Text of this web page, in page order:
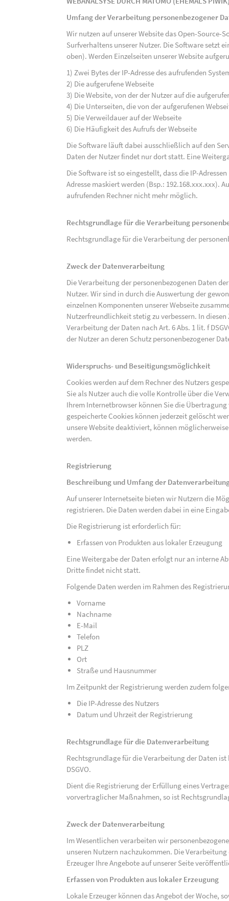
Umfang der Verarbeitung personenbezogener
Wir nutzen auf unserer Website das Open-Source-
Surfverhaltens unserer Nutzer. Die Software setzt
oben). Werden Einzelseiten unserer Website
1) Zwei Bytes der IP-Adresse des aufrufenden
2) Die aufgerufene Webseite
3) Die Website, von der der Nutzer auf die
4) Die Unterseiten, die von der aufgerufenen
5) Die Verweildauer auf der Webseite
6) Die Häufigkeit des Aufrufs der Webseite
Die Software läuft dabei ausschließlich auf den
Daten der Nutzer findet nur dort statt. Eine
Die Software ist so eingestellt, dass die IP-
Adresse maskiert werden (Bsp.: 192.168.xxx.xxx).
aufrufenden Rechner nicht mehr möglich.
Rechtsgrundlage für die Verarbeitung
Rechtsgrundlage für die Verarbeitung der
Zweck der Datenverarbeitung
Die Verarbeitung der personenbezogenen Daten
Nutzer. Wir sind in durch die Auswertung der
einzelnen Komponenten unserer Webseite
Nutzerfreundlichkeit stetig zu verbessern. In
Verarbeitung der Daten nach Art. 6 Abs. 1 lit. f
der Nutzer an deren Schutz personenbezogener
Widerspruchs- und Beseitigungsmöglichkeit
Cookies werden auf dem Rechner des Nutzers
Sie als Nutzer auch die volle Kontrolle über die
Ihrem Internetbrowser können Sie die
gespeicherte Cookies können jederzeit gelöscht
unsere Website deaktiviert, können
werden.
Registrierung
Beschreibung und Umfang der
Auf unserer Internetseite bieten wir Nutzern die
registrieren. Die Daten werden dabei in eine
Die Registrierung ist erforderlich für:
Erfassen von Produkten aus lokaler Erzeugung
Eine Weitergabe der Daten erfolgt nur an interne
Dritte findet nicht statt.
Folgende Daten werden im Rahmen des
Vorname
Nachname
E-Mail
Telefon
PLZ
Ort
Straße und Hausnummer
Im Zeitpunkt der Registrierung werden zudem
Die IP-Adresse des Nutzers
Datum und Uhrzeit der Registrierung
Rechtsgrundlage für die Datenverarbeitung
Rechtsgrundlage für die Verarbeitung der Daten
DSGVO.
Dient die Registrierung der Erfüllung eines
vorvertraglicher Maßnahmen, so ist
Zweck der Datenverarbeitung
Im Wesentlichen verarbeiten wir
unseren Nutzern nachzukommen. Die
Erzeuger Ihre Angebote auf unserer Seite
Erfassen von Produkten aus lokaler Erzeugung
Lokale Erzeuger können das Angebot der Woche,